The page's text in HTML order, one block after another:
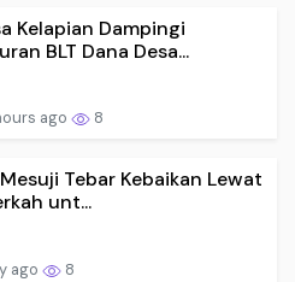
Kelapian Dampingi
BLT Dana Desa...
ago 8
Tebar Kebaikan Lewat
unt...
ago 8